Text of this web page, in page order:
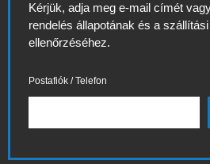
Kérjük, adja meg e-mail címét
rendelés állapotának és a
ellenőrzéséhez.
Postafiók / Telefon